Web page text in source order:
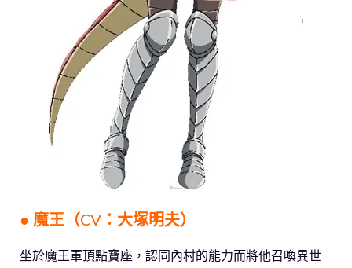
● 魔王（CV：大塚明夫）
坐於魔王軍頂點寶座，認同內村的能力而將他召喚異世